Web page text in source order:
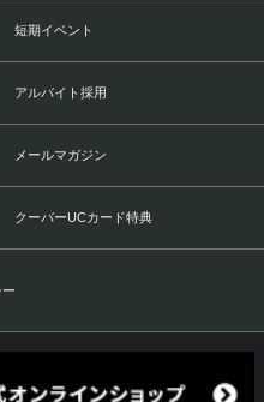
短期イベント
アルバイト採用
メールマガジン
クーバーUCカード特典
Reserved.